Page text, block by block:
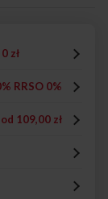
0 zł
RRSO 0%
od 109,00 zł